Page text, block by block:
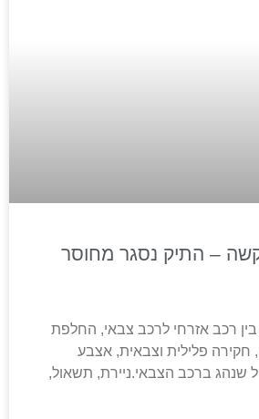
– התיק נסגר מחוסר
רכב אזרחי לרכב צבאי, החלפת
חקירה פלילית וצבאית, אצבע
שנהג ברכב הצבאי.ניירת, תשאול,